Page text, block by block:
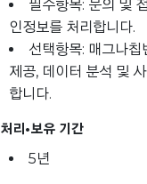
필수항목: 문의 및
인정보를 처리합니다.
선택항목: 매그나
제공, 데이터 분석 및
합니다.
처리•보유 기간
5년